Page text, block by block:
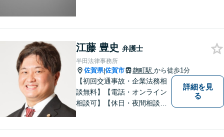
江藤 豊史 弁護士
半田法律事務所
佐賀県|佐賀市 麹町駅 から徒歩1分
【初回交通事故・企業法務相
談無料】【電話・オンライン
相談可】【休日・夜間相談
詳細を見
る